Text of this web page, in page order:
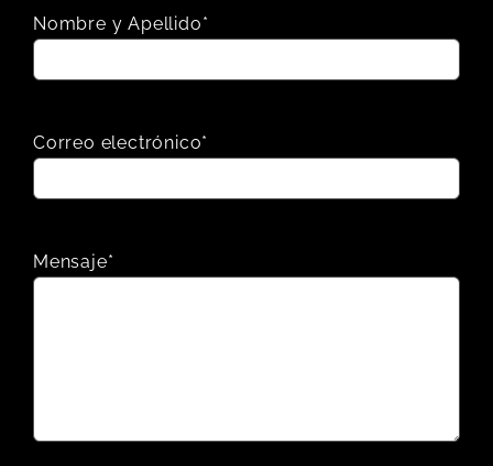
Nombre y Apellido*
Correo electrónico*
Mensaje*